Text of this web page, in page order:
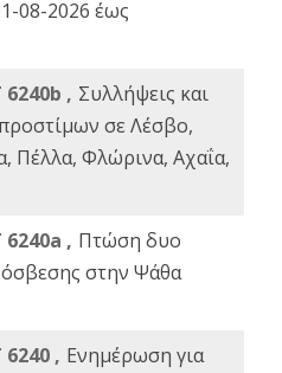
08-2026 έως
, Συλλήψεις και
σε Λέσβο,
Πέλλα, Φλώρινα, Αχαΐα,
, Πτώση δυο
στην Ψάθα
, Ενημέρωση για